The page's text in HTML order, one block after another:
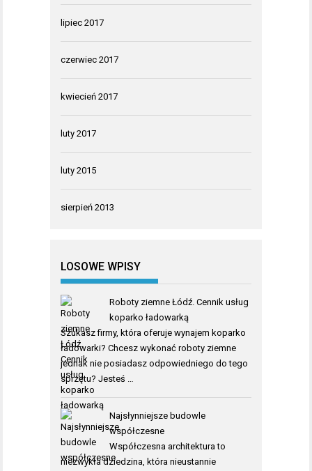
lipiec 2017
czerwiec 2017
kwiecień 2017
luty 2017
luty 2015
sierpień 2013
LOSOWE WPISY
Roboty ziemne Łódź. Cennik usług
koparko ładowarką
Szukasz firmy, która oferuje wynajem koparko
ładowarki? Chcesz wykonać roboty ziemne
jednak nie posiadasz odpowiedniego do tego
sprzętu? Jesteś …
Najsłynniejsze budowle
współczesne
Współczesna architektura to
niezwykła dziedzina, która nieustannie